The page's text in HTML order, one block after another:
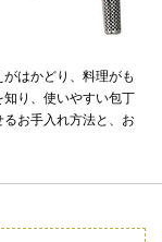
はかどり、料理がも
り、使いやすい包丁
お手入れ方法と、お